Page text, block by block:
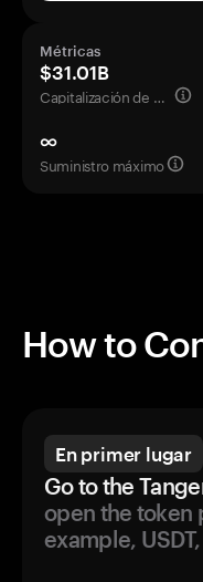
Métricas
$31.01B
Capitalización de mercado
∞
Suministro máximo
How to
En primer lugar
Go to the
open the token
example,